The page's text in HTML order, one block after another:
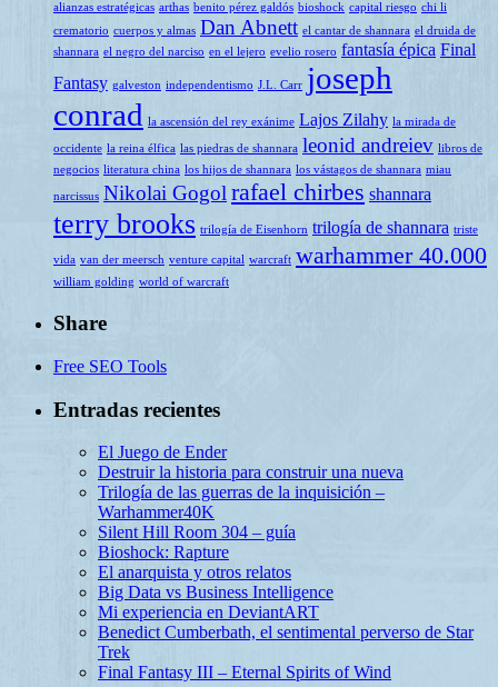
alianzas estratégicas arthas benito pérez galdós bioshock capital riesgo chi li
crematorio cuerpos y almas Dan Abnett el cantar de shannara el druida de
shannara el negro del narciso en el lejero evelio rosero fantasía épica Final
Fantasy galveston independentismo J.L. Carr joseph
conrad la ascensión del rey exánime Lajos Zilahy la mirada de
occidente la reina élfica las piedras de shannara leonid andreiev libros de
negocios literatura china los hijos de shannara los vástagos de shannara miau
narcissus Nikolai Gogolrafael chirbes shannara
terry brooks trilogía de Eisenhorn trilogía de shannara triste
vida van der meersch venture capital warcraft warhammer 40.000
william golding world of warcraft
Share
Free SEO Tools
Entradas recientes
El Juego de Ender
Destruir la historia para construir una nueva
Trilogía de las guerras de la inquisición –
Warhammer40K
Silent Hill Room 304 – guía
Bioshock: Rapture
El anarquista y otros relatos
Big Data vs Business Intelligence
Mi experiencia en DeviantART
Benedict Cumberbath, el sentimental perverso de Star
Trek
Final Fantasy III – Eternal Spirits of Wind